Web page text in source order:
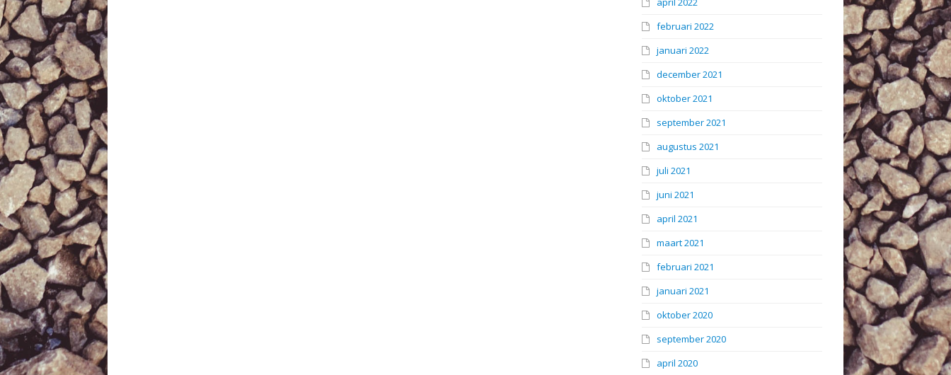
februari 2022
januari 2022
december 2021
oktober 2021
september 2021
augustus 2021
juli 2021
juni 2021
april 2021
maart 2021
februari 2021
januari 2021
oktober 2020
september 2020
april 2020